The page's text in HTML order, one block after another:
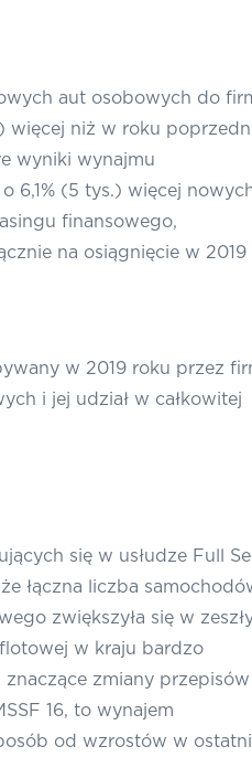
aut osobowych do
więcej niż w roku
wyniki wynajmu
6,1% (5 tys.) więcej
finansowego,
na osiągnięcie w 2019
w 2019 roku przez
i jej udział w całkowitej
się w usłudze Full
łączna liczba
zwiększyła się w
w kraju bardzo
zmiany przepisów
16, to wynajem
od wzrostów w